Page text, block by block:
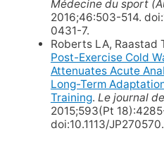
Médecine du sport
2016;46:503-514.
0431-7.
Roberts LA, Raastad
Post-Exercise Cold
Attenuates Acute
Long-Term
Training. Le journal
2015;593(Pt
doi:10.1113/JP270570.